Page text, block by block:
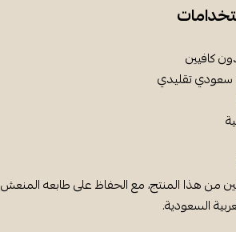
كافيين
تقليدي
من هذا المنتج، مع الحفاظ على طابعه
السعودية.